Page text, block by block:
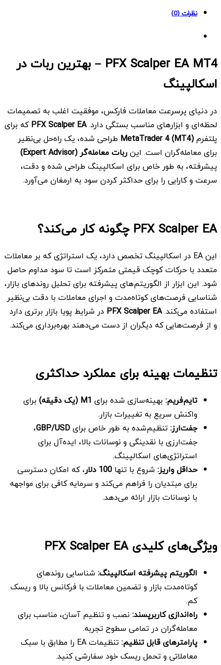
نظرات (0)
PFX Scalper EA MT4 – بهترین ربات در
اسکالپینگ
در دنیای پرسرعت معاملات فارکس، موفقیت اغلب به تصمیمات
لحظه‌ای و ابزارهای مناسب بستگی دارد.PFX Scalper EAکه برای
پلتفرمMetaTrader 4 (MT4) طراحی شده، یک راه‌حل بی‌نظیر
برای معامله‌گران است. اینربات معامله‌گر(Expert Advisor)
پیشرفته، به طور خاص برای اسکالپینگ طراحی شده و دقت،
سرعت و کارایی را برای حداکثر کردن سود به ارمغان می‌آورد.
PFX Scalper EA چگونه کار می‌کند؟
این EA در اسکالپینگ تخصص دارد، یک استراتژی که بر معاملات
متعدد با حرکات کوچک قیمتی متمرکز است تا سود مداوم حاصل
شود. این ابزار از الگوریتم‌های پیشرفته برای تحلیل روندهای بازار،
شناسایی فرصت‌های کوتاه‌مدت و اجرای معاملات با دقت بی‌نظیر
استفاده می‌کند.PFX Scalper EA در شرایط پویا بازار برتری دارد
و از فرصت‌هایی که دیگران از دست می‌دهند بهره‌برداری می‌کند.
تنظیمات بهینه برای عملکرد حداکثری
تایم‌فریم: بهینه‌سازی شده برای M1 (یک دقیقه) برای
واکنش سریع به تغییرات بازار.
جفت‌ارز:تنظیم‌شده به طور خاص برایGBP/USD،
جفت‌ارزی با نقدینگی و نوسانات بالا، ایده‌آل برای
استراتژی‌های اسکالپینگ.
حداقل واریز: شروع با تنها 100 دلار، که امکان دسترسی
برای مبتدیان را فراهم می‌کند و سرمایه کافی برای مواجهه
با نوسانات بازار ارائه می‌دهد.
ویژگی‌های کلیدی PFX Scalper EA
الگوریتم پیشرفته اسکالپینگ: شناسایی روندهای
کوتاه‌مدت بازار و تضمین معاملات با فرکانس بالا و ریسک
کم.
راه‌اندازی کاربرپسند: نصب و تنظیم آسان، مناسب برای
معامله‌گران در تمامی سطوح تجربه.
پارامترهای قابل تنظیم:
تنظیمات EA را مطابق با سبک
معاملاتی و تحمل ریسک خود سفارشی کنید.